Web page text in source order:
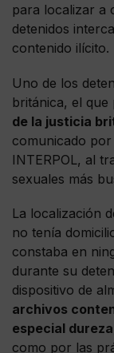
para localizar a
detenidos
contenido ilícito.
Uno de los
británica, el
de la justicia
comunicado
INTERPOL, al
sexuales más
La localización
no tenía
constaba en
durante su
dispositivo de
archivos
especial dureza
como por las